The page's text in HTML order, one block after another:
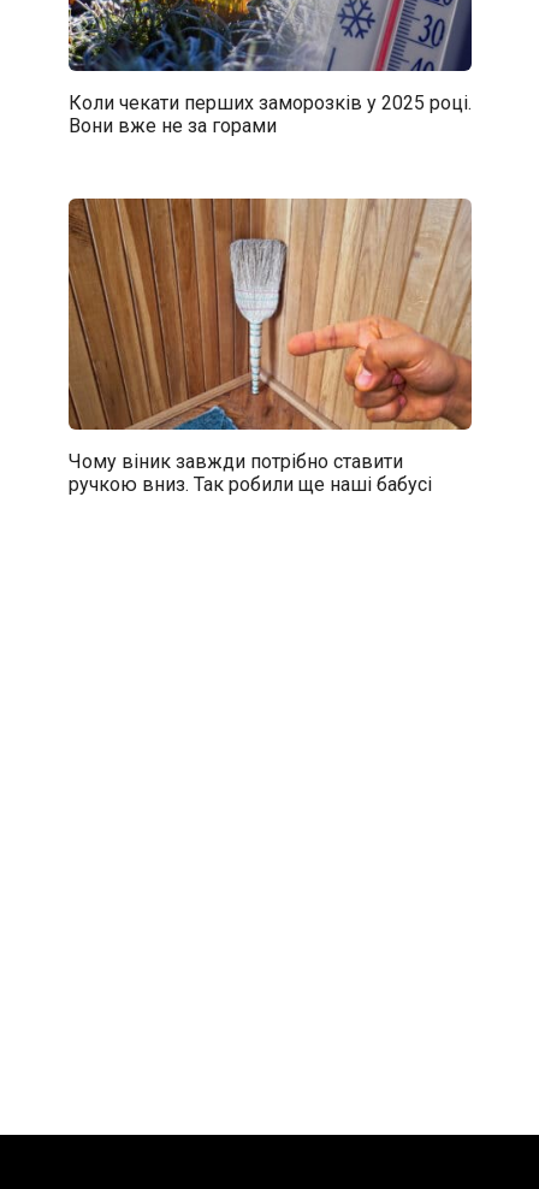
Коли чекати перших заморозків у 2025 році.
Вони вже не за горами
Чому віник завжди потрібно ставити
ручкою вниз. Так робили ще наші бабусі